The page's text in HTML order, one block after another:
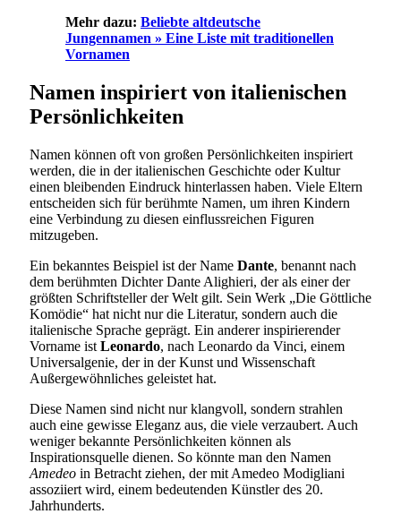
Mehr dazu: Beliebte altdeutsche
Jungennamen » Eine Liste mit traditionellen
Vornamen
Namen inspiriert von italienischen
Persönlichkeiten
Namen können oft von großen Persönlichkeiten inspiriert
werden, die in der italienischen Geschichte oder Kultur
einen bleibenden Eindruck hinterlassen haben. Viele Eltern
entscheiden sich für berühmte Namen, um ihren Kindern
eine Verbindung zu diesen einflussreichen Figuren
mitzugeben.
Ein bekanntes Beispiel ist der Name Dante, benannt nach
dem berühmten Dichter Dante Alighieri, der als einer der
größten Schriftsteller der Welt gilt. Sein Werk „Die Göttliche
Komödie“ hat nicht nur die Literatur, sondern auch die
italienische Sprache geprägt. Ein anderer inspirierender
Vorname ist Leonardo, nach Leonardo da Vinci, einem
Universalgenie, der in der Kunst und Wissenschaft
Außergewöhnliches geleistet hat.
Diese Namen sind nicht nur klangvoll, sondern strahlen
auch eine gewisse Eleganz aus, die viele verzaubert. Auch
weniger bekannte Persönlichkeiten können als
Inspirationsquelle dienen. So könnte man den Namen
Amedeo in Betracht ziehen, der mit Amedeo Modigliani
assoziiert wird, einem bedeutenden Künstler des 20.
Jahrhunderts.